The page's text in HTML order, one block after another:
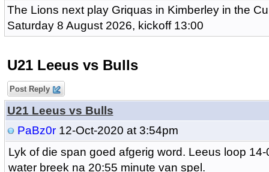
The Lions next play Griquas in Kimberley in the
Saturday 8 August 2026, kickoff 13:00
U21 Leeus vs Bulls
Post Reply
U21 Leeus vs Bulls
PaBz0r12-Oct-2020 at 3:54pm
Lyk of die span goed afgerig word. Leeus loop
water breek na 20:55 minute van spel.